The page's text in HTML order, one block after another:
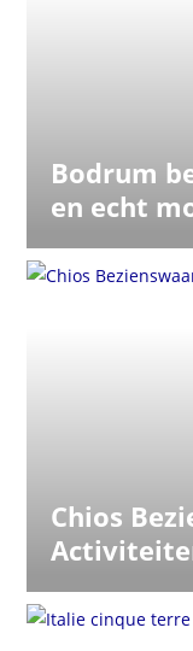
Bodrum
en echt
Chios